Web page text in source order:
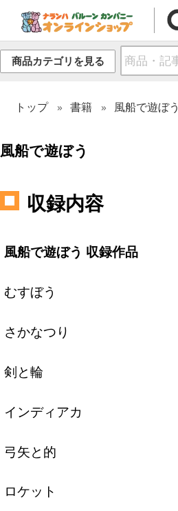
商品カテゴリを見る
トップ 書籍 風船で遊ぼう
風船で遊ぼう
収録内容
風船で遊ぼう 収録作品
むすぼう
さかなつり
剣と輪
インディアカ
弓矢と的
ロケット